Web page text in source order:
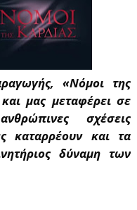
«Νόμοι της
μας μεταφέρει σε
σχέσεις
καταρρέουν και τα
δύναμη των